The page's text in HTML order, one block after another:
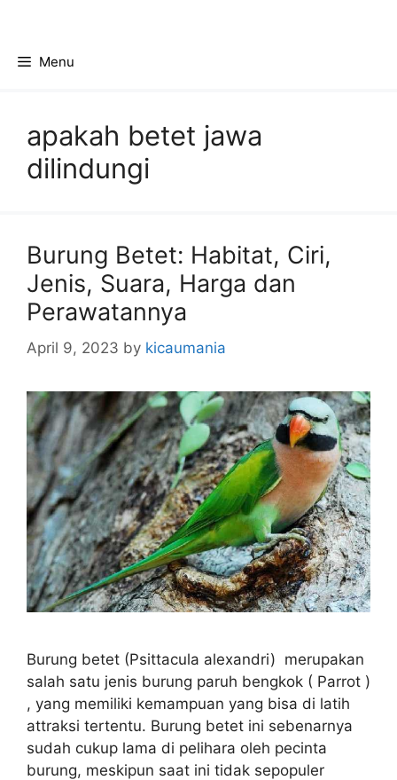
contentMenu
apakah betet jawa
dilindungi
Burung Betet: Habitat, Ciri,
Jenis, Suara, Harga dan
Perawatannya
April 9, 2023 by kicaumania
Burung betet (Psittacula alexandri) merupakan
salah satu jenis burung paruh bengkok ( Parrot )
, yang memiliki kemampuan yang bisa di latih
attraksi tertentu. Burung betet ini sebenarnya
sudah cukup lama di pelihara oleh pecinta
burung, meskipun saat ini tidak sepopuler